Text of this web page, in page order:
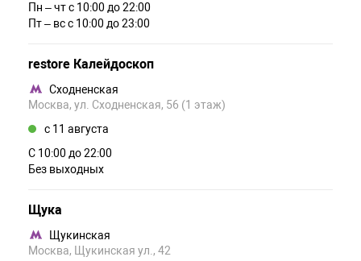
Пн – чт c 10:00 до 22:00
Пт – вс c 10:00 до 23:00
restore Калейдоскоп
Сходненская
Москва, ул. Сходненская, 56 (1 этаж)
c 11 августа
С 10:00 до 22:00
Без выходных
Щука
Щукинская
Москва, Щукинская ул., 42